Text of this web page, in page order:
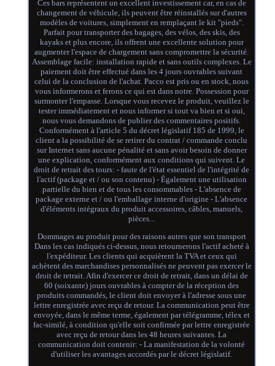
Ces bars représentent un excellent investissement car, en cas de
changement de véhicule, ils peuvent être réinstallés sur d'autres
modèles de voitures, simplement en remplaçant le kit "pieds".
Parfait pour transporter des bagages, des vélos, des skis, des
kayaks et plus encore, ils offrent une excellente solution pour
augmenter l'espace de chargement sans compromettre la sécurité.
Assemblage facile: installation rapide et sans outils complexes. Le
paiement doit être effectué dans les 4 jours ouvrables suivant
celui de la conclusion de l'achat. Pacco est pris ou en stock, nous
vous informerons et ferons ce qui est dans notre. Possession pour
surmonter l'empasse. Lorsque vous recevez le produit, veuillez le
tester immédiatement et nous informer si tout va bien et si oui,
nous vous demandons de publier des commentaires positifs.
Conformément à l'article 5 du décret législatif 185 de 1999, le
client a la possibilité de se retirer du contrat / commande conclu
sur Internet sans aucune pénalité et sans avoir besoin de donner
une explication, conformément aux conditions qui suivent. Le
droit de retrait des tours: - faute de l'état essentiel de l'intégrité de
l'actif (package et / ou son contenu) - Également une utilisation
partielle du bien et de tous les consommables - L'absence de
package externe et / ou l'emballage interne d'origine - L'absence
d'éléments intégraux du produit accessoires, câbles, manuels,
pièces...
Dommages au produit pour des raisons autres que son transport
Dans les cas indiqués ci-dessus, nous retournerons l'actif acheté à
l'expéditeur. Les clients qui acquièrent la TVA et ceux qui
achètent des marchandises personnalisés ne peuvent pas exercer le
droit de retrait. Afin d'exercer ce droit de retrait, dans un délai de
60 (soixante) jours ouvrables à compter de la réception des
produits commandés, le client doit envoyer à l'adresse sous une
lettre enregistrée avec reçu de retour. La communication peut être
envoyée, dans le même terme, également par télégramme, télex et
fac-similé, à condition qu'elle soit confirmée par lettre enregistrée
avec reçu de retour dans les 48 heures suivantes. La
communication doit contenir: - La manifestation de la volonté
d'utiliser les avantages accordés par le décret législatif.